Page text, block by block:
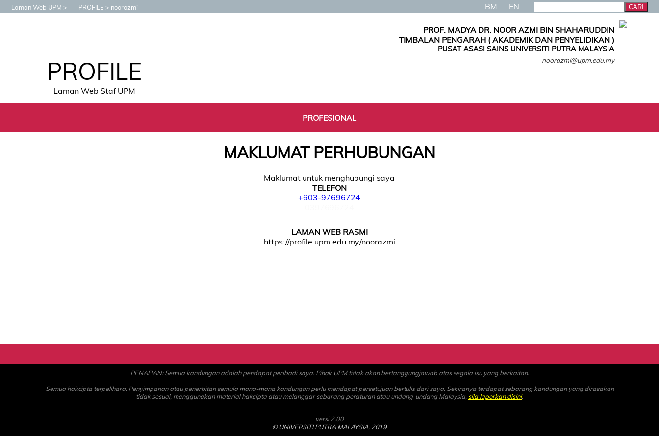
Laman Web UPM PROFILE noorazmi BM EN
PROFILE
Laman Web Staf UPM
PROF. MADYA DR. NOOR AZMI BIN SHAHARUDDIN
TIMBALAN PENGARAH ( AKADEMIK DAN PENYELIDIKAN )
PUSAT ASASI SAINS UNIVERSITI PUTRA MALAYSIA
noorazmi@upm.edu.my
PROFESIONAL
MAKLUMAT PERHUBUNGAN
Maklumat untuk menghubungi saya
TELEFON
+603-97696724
LAMAN WEB RASMI
https://profile.upm.edu.my/noorazmi
PENAFIAN: Semua kandungan adalah pendapat peribadi saya. Pihak UPM tidak akan bertanggungjawab atas segala isu yang berkaitan.
Semua hakcipta terpelihara. Penyimpanan atau penerbitan semula mana-mana kandungan perlu mendapat persetujuan bertulis dari saya. Sekiranya terdapat sebarang kandungan yang dirasakan
tidak sesuai, menggunakan material hakcipta atau melanggar sebarang peraturan atau undang-undang Malaysia, sila laporkan disini.
versi 2.00
© UNIVERSITI PUTRA MALAYSIA, 2019